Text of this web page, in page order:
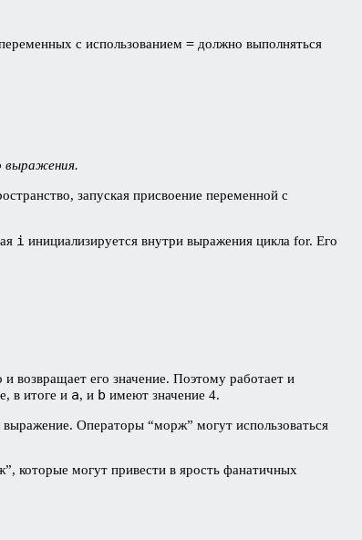
с использованием = должно выполняться
выражения.
запуская присвоение переменной с
i инициализируется внутри выражения цикла for. Его
возвращает его значение. Поэтому работает и
в итоге и a, и b имеют значение 4.
Операторы “морж” могут использоваться
которые могут привести в ярость фанатичных